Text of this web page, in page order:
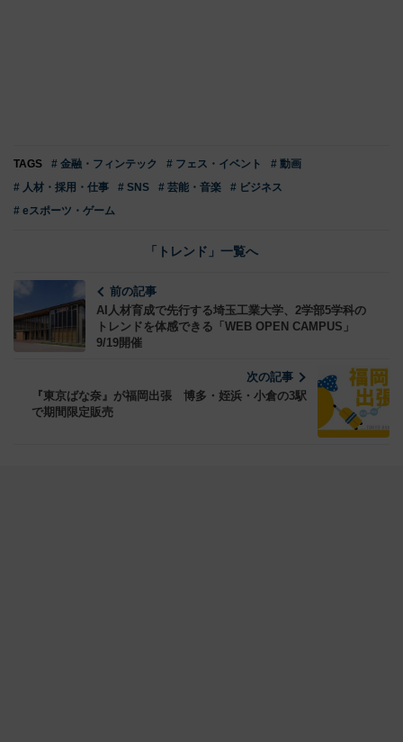
TAGS # 金融・フィンテック # フェス・イベント
# 動画
# 人材・採用・仕事
# SNS # 芸能・音楽
# ビジネス
# eスポーツ・ゲーム
「トレンド」一覧へ
前の記事
AI人材育成で先行する埼玉工業大学、2学部5学科の
トレンドを体感できる「WEB OPEN CAMPUS」
9/19開催
次の記事
『東京ばな奈』が福岡出張 博多・姪浜・小倉の3駅
で期間限定販売